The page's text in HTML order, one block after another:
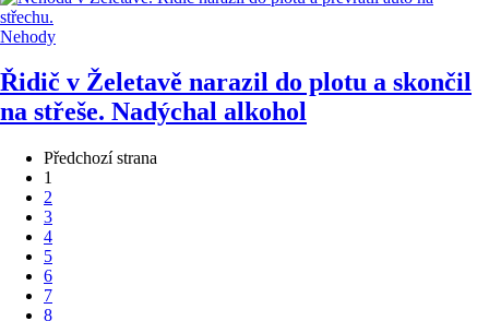
Nehody
Řidič v Želetavě narazil do plotu a skončil
na střeše. Nadýchal alkohol
Předchozí strana
1
2
3
4
5
6
7
8